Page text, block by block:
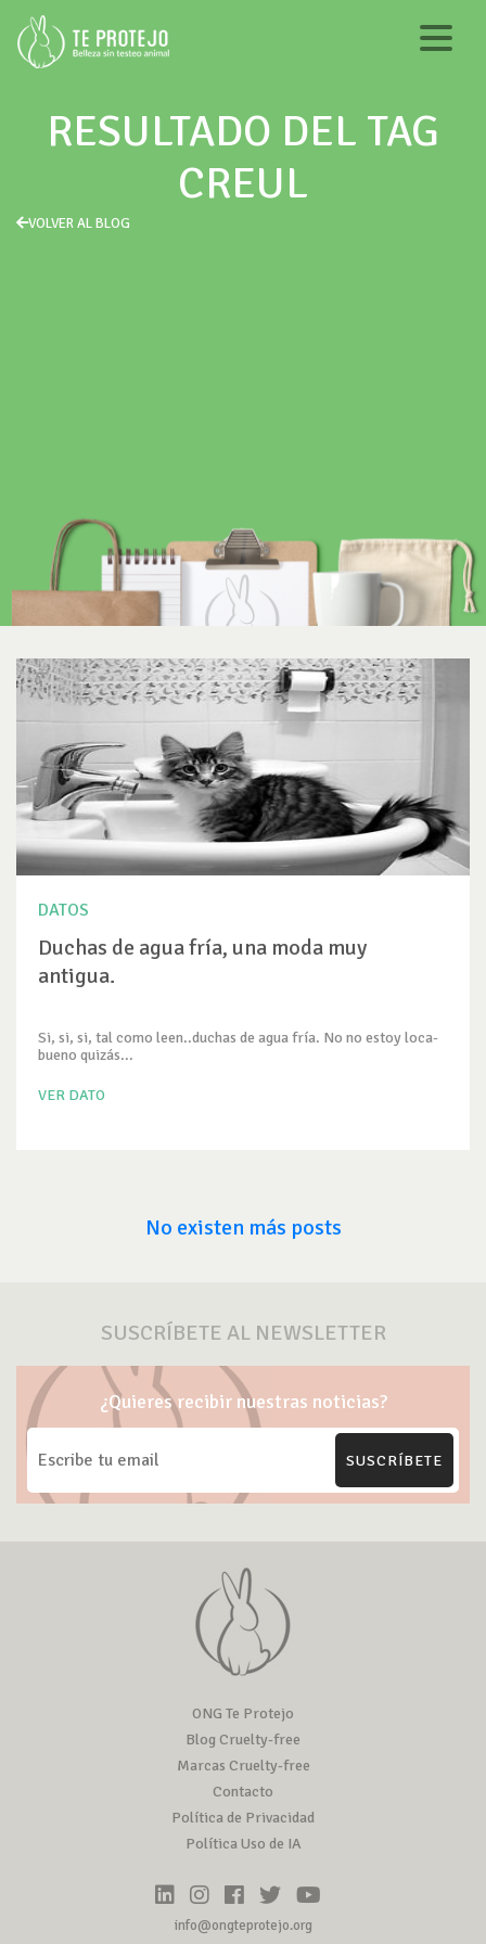
RESULTADO DEL TAG
CREUL
VOLVER AL BLOG
DATOS
Duchas de agua fría, una moda muy
antigua.
Si, si, si, tal como leen..duchas de agua fría. No no estoy loca-
bueno quizás...
VER DATO
No existen más posts
SUSCRÍBETE AL NEWSLETTER
¿Quieres recibir nuestras noticias?
SUSCRÍBETE
ONG Te Protejo
Blog Cruelty-free
Marcas Cruelty-free
Contacto
Política de Privacidad
Política Uso de IA
info@ongteprotejo.org